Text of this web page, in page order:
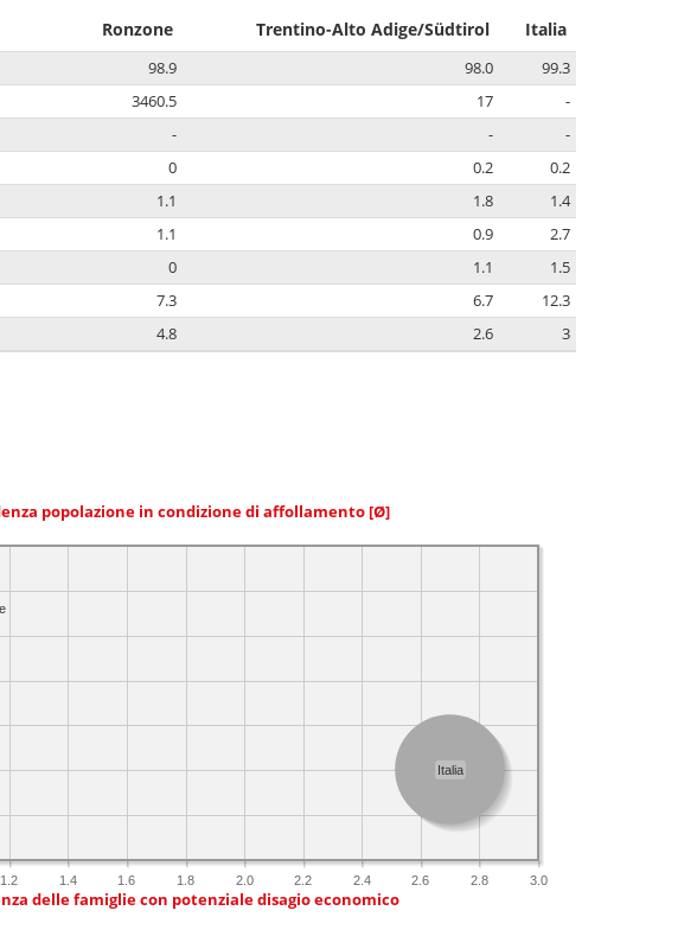
Ronzone Trentino-Alto Adige/Südtirol Italia
98.9 98.0
99.3
3460.5 17
-
- -
-
0 0.2
0.2
1.1 1.8
1.4
1.1 0.9
2.7
0 1.1
1.5
7.3 6.7
12.3
4.8 2.6 3
popolazione in condizione di affollamento [Ø]
1.2 1.4 1.6 1.8 2.0 2.2 2.4 2.6 2.8 3.0
Italia
delle famiglie con potenziale disagio economico